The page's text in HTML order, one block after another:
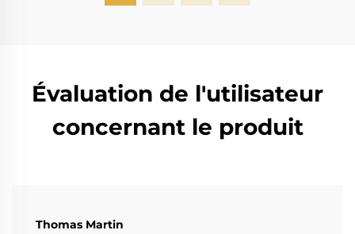
Évaluation de l'utilisateur
concernant le produit
Thomas Martin